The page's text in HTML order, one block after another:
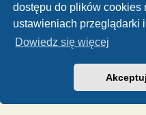
dostępu do plików cookies
ustawieniach przeglądarki
Dowiedz się więcej